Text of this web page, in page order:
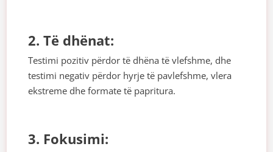
2. Të dhënat:
Testimi pozitiv përdor të dhëna të vlefshme, dhe
testimi negativ përdor hyrje të pavlefshme, vlera
ekstreme dhe formate të papritura.
3. Fokusimi: